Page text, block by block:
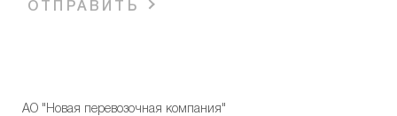
ОТПРАВИТЬ
АО "Новая перевозочная компания"